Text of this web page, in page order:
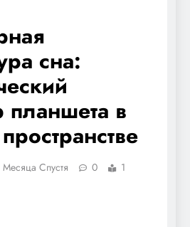
сна:
планшета в
Спустя 0
1